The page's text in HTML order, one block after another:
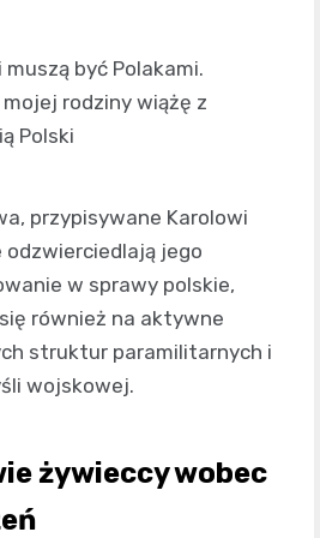
muszą być Polakami.
mojej rodziny wiążę z
Polski
przypisywane Karolowi
jego
w sprawy polskie,
również na aktywne
struktur paramilitarnych i
wojskowej.
żywieccy wobec